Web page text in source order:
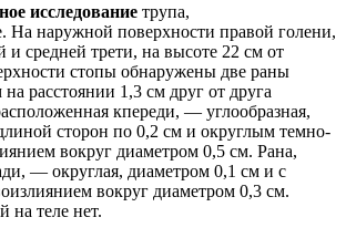
исследование трупа,
На наружной поверхности правой голени,
средней трети, на высоте 22 см от
стопы обнаружены две раны
расстоянии 1,3 см друг от друга
кпереди, — углообразная,
сторон по 0,2 см и округлым темно-
вокруг диаметром 0,5 см. Рана,
— округлая, диаметром 0,1 см и с
вокруг диаметром 0,3 см.
теле нет.